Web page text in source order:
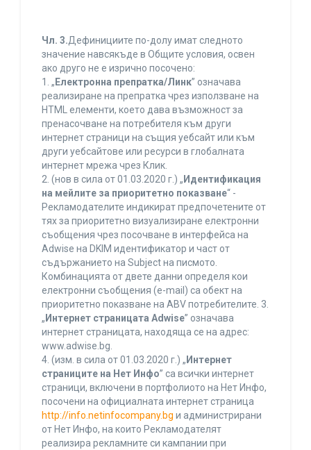
Чл. 3.Дефинициите по-долу имат следното
значение навсякъде в Общите условия, освен
ако друго не е изрично посочено:
1. „ Електронна препратка/Линк” означава
реализиране на препратка чрез използване на
HTML елементи, което дава възможност за
пренасочване на потребителя към други
интернет страници на същия уебсайт или към
други уебсайтове или ресурси в глобалната
интернет мрежа чрез Клик.
2. (нов в сила от 01.03.2020 г.) „ Идентификация
на мейлите за приоритетно показване“ -
Рекламодателите индикират предпочетените от
тях за приоритетно визуализиране електронни
съобщения чрез посочване в интерфейса на
Adwise на DKIM идентификатор и част от
съдържанието на Subject на писмото.
Комбинацията от двете данни определя кои
електронни съобщения (e-mail) са обект на
приоритетно показване на ABV потребителите. 3.
„ Интернет страницата Adwise” означава
интернет страницата, находяща се на адрес:
www.adwise.bg.
4. (изм. в сила от 01.03.2020 г.) „ Интернет
страниците на Нет Инфо” са всички интернет
страници, включени в портфолиото на Нет Инфо,
посочени на официалната интернет страница
http://info.netinfocompany.bg и администрирани
от Нет Инфо, на които Рекламодателят
реализира рекламните си кампании при